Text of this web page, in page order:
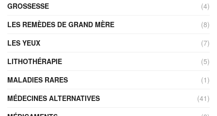
GROSSESSE
(4)
LES REMÈDES DE GRAND MÈRE
(8)
LES YEUX
(7)
LITHOTHÉRAPIE
(5)
MALADIES RARES
(1)
MÉDECINES ALTERNATIVES
(41)